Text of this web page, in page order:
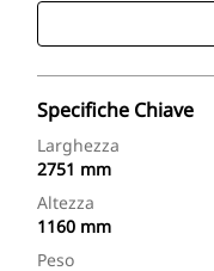
Specifiche Chiave
Larghezza
2751 mm
Altezza
1160 mm
Peso